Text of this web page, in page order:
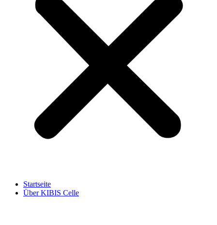
Startseite
Über KIBIS Celle